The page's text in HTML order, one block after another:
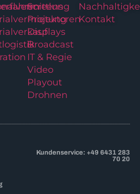
Screens
Projektoren
Displays
Broadcast
IT & Regie
Video
Playout
Drohnen
Kontakt
Kundenservice: +49 6431 283
70 20